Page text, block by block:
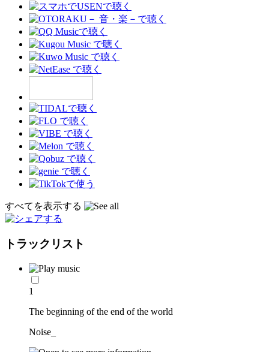
すべてを表示する
トラックリスト
1
The beginning of the end of the world
Noise_